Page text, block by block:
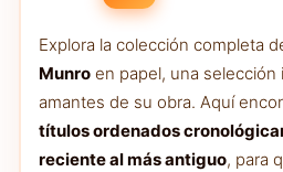
Explora la colección completa
Munro en papel, una selección
amantes de su obra. Aquí
títulos ordenados
reciente al más antiguo, para